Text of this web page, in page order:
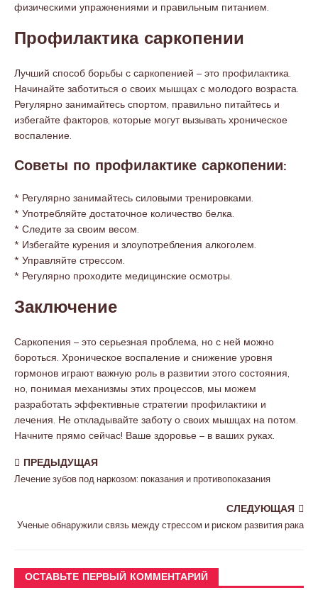
физическими упражнениями и правильным питанием.
Профилактика саркопении
Лучший способ борьбы с саркопенией – это профилактика.
Начинайте заботиться о своих мышцах с молодого возраста.
Регулярно занимайтесь спортом, правильно питайтесь и
избегайте факторов, которые могут вызывать хроническое
воспаление.
Советы по профилактике саркопении:
* Регулярно занимайтесь силовыми тренировками.
* Употребляйте достаточное количество белка.
* Следите за своим весом.
* Избегайте курения и злоупотребления алкоголем.
* Управляйте стрессом.
* Регулярно проходите медицинские осмотры.
Заключение
Саркопения – это серьезная проблема, но с ней можно
бороться. Хроническое воспаление и снижение уровня
гормонов играют важную роль в развитии этого состояния,
но, понимая механизмы этих процессов, мы можем
разработать эффективные стратегии профилактики и
лечения. Не откладывайте заботу о своих мышцах на потом.
Начните прямо сейчас! Ваше здоровье – в ваших руках.
ПРЕДЫДУЩАЯ
Лечение зубов под наркозом: показания и противопоказания
СЛЕДУЮЩАЯ
Ученые обнаружили связь между стрессом и риском развития рака
ОСТАВЬТЕ ПЕРВЫЙ КОММЕНТАРИЙ